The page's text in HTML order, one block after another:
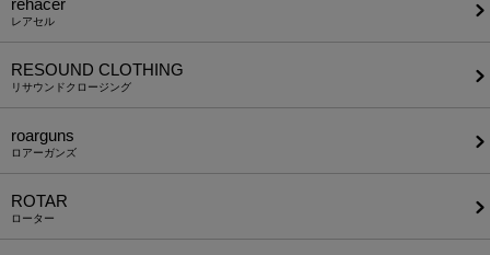
rehacer
レアセル
RESOUND CLOTHING
リサウンドクロージング
roarguns
ロアーガンズ
ROTAR
ローター